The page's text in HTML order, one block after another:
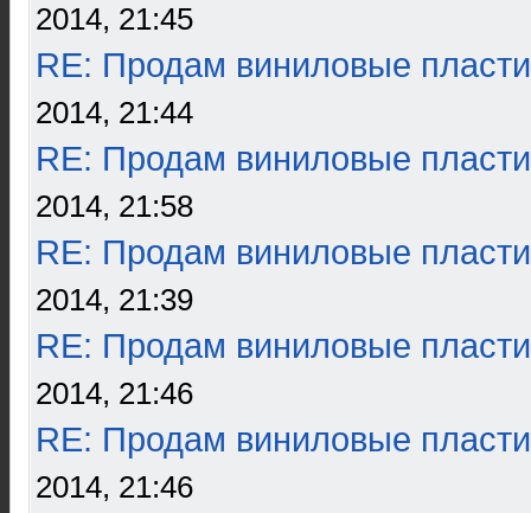
2014, 21:45
RE: Продам виниловые
2014, 21:44
RE: Продам виниловые
2014, 21:58
RE: Продам виниловые
2014, 21:39
RE: Продам виниловые
2014, 21:46
RE: Продам виниловые
2014, 21:46